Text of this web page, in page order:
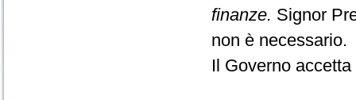
finanze. Signor
non è necessario.
Il Governo